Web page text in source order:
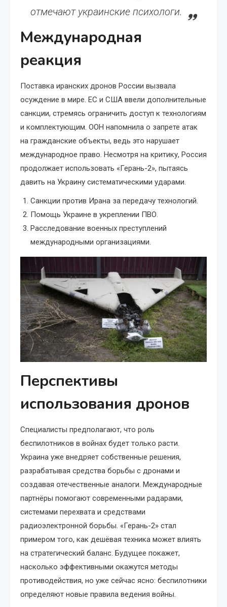
отмечают украинские психологи.
Международная
реакция
Поставка иранских дронов России вызвала
осуждение в мире. ЕС и США ввели дополнительные
санкции, стремясь ограничить доступ к технологиям
и комплектующим. ООН напомнила о запрете атак
на гражданские объекты, ведь это нарушает
международное право. Несмотря на критику, Россия
продолжает использовать «Герань-2», пытаясь
давить на Украину систематическими ударами.
Санкции против Ирана за передачу технологий.
Помощь Украине в укреплении ПВО.
Расследование военных преступлений
международными организациями.
Перспективы
использования дронов
Специалисты предполагают, что роль
беспилотников в войнах будет только расти.
Украина уже внедряет собственные решения,
разрабатывая средства борьбы с дронами и
создавая отечественные аналоги. Международные
партнёры помогают современными радарами,
системами перехвата и средствами
радиоэлектронной борьбы. «Герань-2» стал
примером того, как дешёвая техника может влиять
на стратегический баланс. Будущее покажет,
насколько эффективными окажутся методы
противодействия, но уже сейчас ясно: беспилотники
определяют новые правила ведения войны.